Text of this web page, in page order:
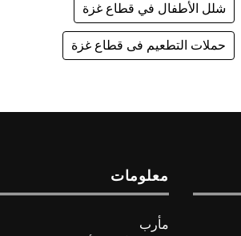
شلل الأطفال في قطاع غزة
حملات التطعيم فى قطاع غزة
معلومات
مأرب